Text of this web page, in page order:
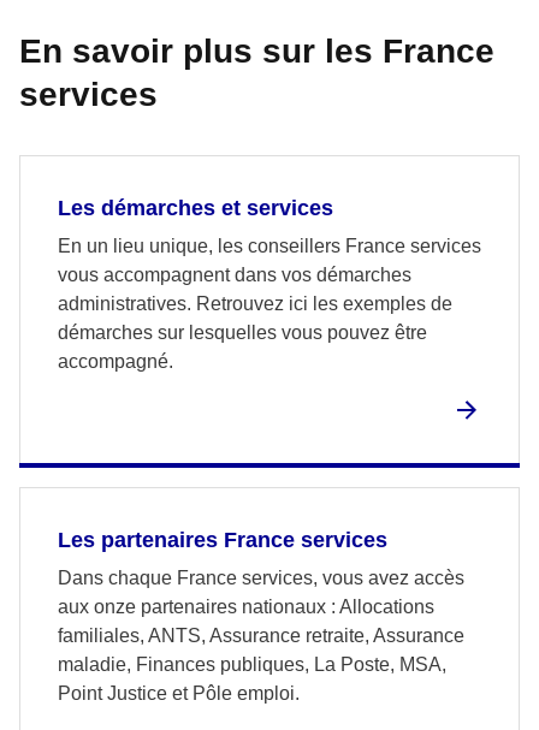
En savoir plus sur les France
services
Les démarches et services
En un lieu unique, les conseillers France services
vous accompagnent dans vos démarches
administratives. Retrouvez ici les exemples de
démarches sur lesquelles vous pouvez être
accompagné.
Les partenaires France services
Dans chaque France services, vous avez accès
aux onze partenaires nationaux : Allocations
familiales, ANTS, Assurance retraite, Assurance
maladie, Finances publiques, La Poste, MSA,
Point Justice et Pôle emploi.